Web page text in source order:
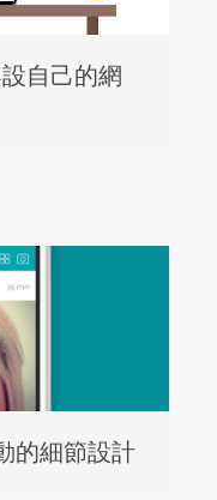
自己的網
的細節設計